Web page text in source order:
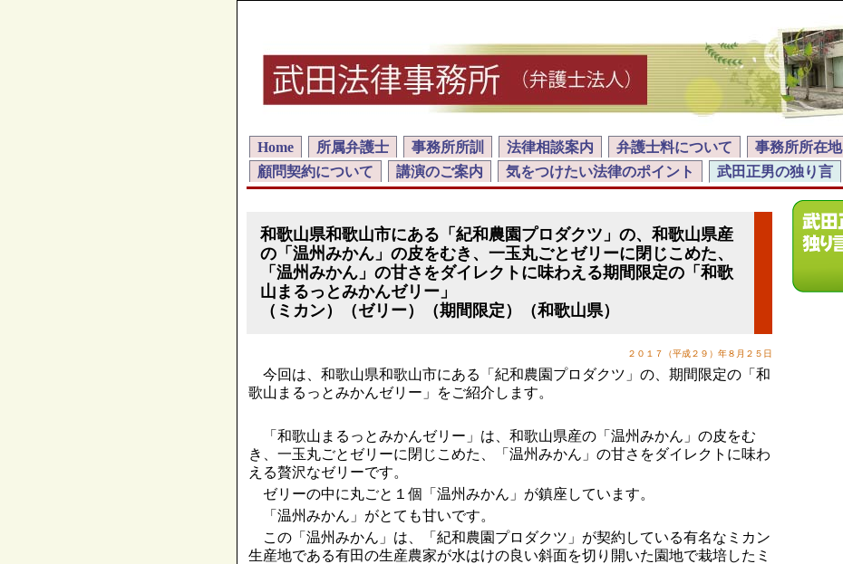
Home 所属弁護士 事務所所訓 法律相談案内 弁護士料について 事務所所在地
顧問契約について
講演のご案内 気をつけたい法律のポイント 武田正男の独り言
和歌山県和歌山市にある「紀和農園プロダクツ」の、和歌山県産
の「温州みかん」の皮をむき、一玉丸ごとゼリーに閉じこめた、
「温州みかん」の甘さをダイレクトに味わえる期間限定の「和歌
山まるっとみかんゼリー」
（ミカン）（ゼリー）（期間限定）（和歌山県）
２０１７（平成２９）年８月２５日
今回は、和歌山県和歌山市にある「紀和農園プロダクツ」の、期間限定の「和
歌山まるっとみかんゼリー」をご紹介します。
「和歌山まるっとみかんゼリー」は、和歌山県産の「温州みかん」の皮をむ
き、一玉丸ごとゼリーに閉じこめた、「温州みかん」の甘さをダイレクトに味わ
える贅沢なゼリーです。
ゼリーの中に丸ごと１個「温州みかん」が鎮座しています。
「温州みかん」がとても甘いです。
この「温州みかん」は、「紀和農園プロダクツ」が契約している有名なミカン
生産地である有田の生産農家が水はけの良い斜面を切り開いた園地で栽培したミ